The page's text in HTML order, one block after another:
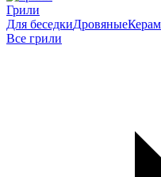
Грили
Для беседкиДровяные
Все грили